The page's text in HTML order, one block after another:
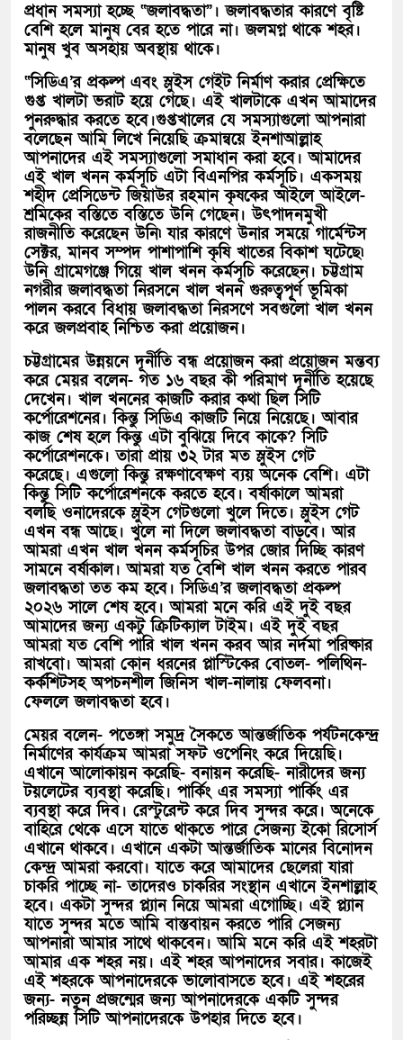
প্রধান সমস্যা হচ্ছে “জলাবদ্ধতা”। জলাবদ্ধতার কারণে বৃষ্টি
বেশি হলে মানুষ বের হতে পারে না। জলমগ্ন থাকে শহর।
মানুষ খুব অসহায় অবস্থায় থাকে।
“সিডিএ’র প্রকল্প এবং স্লুইস গেইট নির্মাণ করার প্রেক্ষিতে
গুপ্ত খালটা ভরাট হয়ে গেছে। এই খালটাকে এখন আমাদের
পুনরুদ্ধার করতে হবে।গুপ্তখালের যে সমস্যাগুলো আপনারা
বলেছেন আমি লিখে নিয়েছি ক্রমান্বয়ে ইনশাআল্লাহ
আপনাদের এই সমস্যাগুলো সমাধান করা হবে। আমাদের
এই খাল খনন কর্মসূচি এটা বিএনপির কর্মসূচি। একসময়
শহীদ প্রেসিডেন্ট জিয়াউর রহমান কৃষকের আইলে আইলে-
শ্রমিকের বস্তিতে বস্তিতে উনি গেছেন। উৎপাদনমুখী
রাজনীতি করেছেন উনি৷ যার কারণে উনার সময়ে গার্মেন্টস
সেক্টর, মানব সম্পদ পাশাপাশি কৃষি খাতের বিকাশ ঘটেছে৷
উনি গ্রামেগঞ্জে গিয়ে খাল খনন কর্মসূচি করেছেন। চট্টগ্রাম
নগরীর জলাবদ্ধতা নিরসনে খাল খনন গুরুত্বপূূর্ণ ভূমিকা
পালন করবে বিধায় জলাবদ্ধতা নিরসণে সবগুলো খাল খনন
করে জলপ্রবাহ নিশ্চিত করা প্রয়োজন।
চট্টগ্রামের উন্নয়নে দূর্নীতি বন্ধ প্রয়োজন করা প্রয়োজন মন্তব্য
করে মেয়র বলেন- গত ১৬ বছর কী পরিমাণ দূর্নীতি হয়েছে
দেখেন। খাল খননের কাজটি করার কথা ছিল সিটি
কর্পোরেশনের। কিন্তু সিডিএ কাজটি নিয়ে নিয়েছে। আবার
কাজ শেষ হলে কিন্তু এটা বুঝিয়ে দিবে কাকে? সিটি
কর্পোরেশনকে। তারা প্রায় ৩২ টার মত স্লুইস গেট
করেছে। এগুলো কিন্তু রক্ষণাবেক্ষণ ব্যয় অনেক বেশি। এটা
কিন্তু সিটি কর্পোরেশনকে করতে হবে। বর্ষাকালে আমরা
বলছি ওনাদেরকে স্লুইস গেটগুলো খুলে দিতে। স্লুইস গেট
এখন বন্ধ আছে। খুলে না দিলে জলাবদ্ধতা বাড়বে। আর
আমরা এখন খাল খনন কর্মসূচির উপর জোর দিচ্ছি কারণ
সামনে বর্ষাকাল। আমরা যত বেশি খাল খনন করতে পারব
জলাবদ্ধতা তত কম হবে। সিডিএ’র জলাবদ্ধতা প্রকল্প
২০২৬ সালে শেষ হবে। আমরা মনে করি এই দুই বছর
আমাদের জন্য একটু ক্রিটিক্যাল টাইম। এই দুই বছর
আমরা যত বেশি পারি খাল খনন করব আর নর্দমা পরিষ্কার
রাখবো। আমরা কোন ধরনের প্লাস্টিকের বোতল- পলিথিন-
কর্কশিটসহ অপচনশীল জিনিস খাল-নালায় ফেলবনা।
ফেললে জলাবদ্ধতা হবে।
মেয়র বলেন- পতেঙ্গা সমুদ্র সৈকতে আন্তর্জাতিক পর্যটনকেন্দ্র
নির্মাণের কার্যক্রম আমরা সফট ওপেনিং করে দিয়েছি।
এখানে আলোকায়ন করেছি- বনায়ন করেছি- নারীদের জন্য
টয়লেটের ব্যবস্থা করেছি। পার্কিং এর সমস্যা পার্কিং এর
ব্যবস্থা করে দিব। রেস্টুরেন্ট করে দিব সুন্দর করে। অনেকে
বাহিরে থেকে এসে যাতে থাকতে পারে সেজন্য ইকো রিসোর্স
এখানে থাকবে। এখানে একটা আন্তর্জাতিক মানের বিনোদন
কেন্দ্র আমরা করবো। যাতে করে আমাদের ছেলেরা যারা
চাকরি পাচ্ছে না- তাদেরও চাকরির সংস্থান এখানে ইনশাল্লাহ
হবে। একটা সুন্দর প্ল্যান নিয়ে আমরা এগোচ্ছি। এই প্ল্যান
যাতে সুন্দর মতে আমি বাস্তবায়ন করতে পারি সেজন্য
আপনারা আমার সাথে থাকবেন। আমি মনে করি এই শহরটা
আমার এক শহর নয়। এই শহর আপনাদের সবার। কাজেই
এই শহরকে আপনাদেরকে ভালোবাসতে হবে। এই শহরের
জন্য- নতুন প্রজন্মের জন্য আপনাদেরকে একটি সুন্দর
পরিচ্ছন্ন সিটি আপনাদেরকে উপহার দিতে হবে।